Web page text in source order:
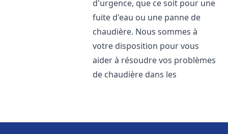
d'urgence, que ce soit pour une
fuite d'eau ou une panne de
chaudière. Nous sommes à
votre disposition pour vous
aider à résoudre vos problèmes
de chaudière dans les